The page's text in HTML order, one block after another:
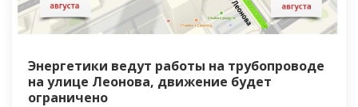
Энергетики ведут работы на трубопроводе
на улице Леонова, движение будет
ограничено